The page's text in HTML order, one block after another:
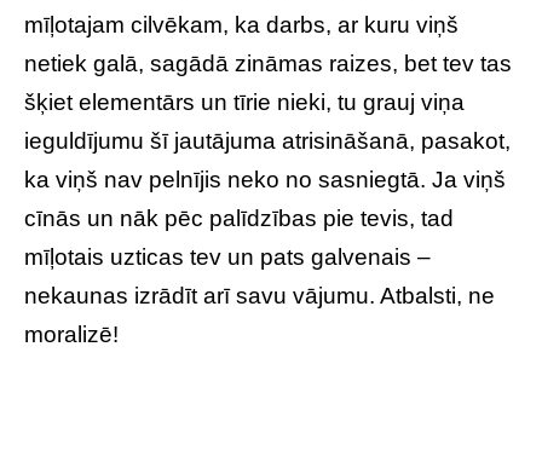
mīļotajam cilvēkam, ka darbs, ar kuru viņš
netiek galā, sagādā zināmas raizes, bet tev tas
šķiet elementārs un tīrie nieki, tu grauj viņa
ieguldījumu šī jautājuma atrisināšanā, pasakot,
ka viņš nav pelnījis neko no sasniegtā. Ja viņš
cīnās un nāk pēc palīdzības pie tevis, tad
mīļotais uzticas tev un pats galvenais –
nekaunas izrādīt arī savu vājumu. Atbalsti, ne
moralizē!